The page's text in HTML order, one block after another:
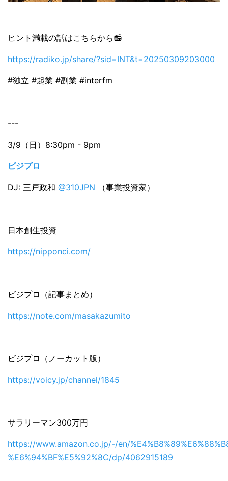
ヒント満載の話はこちらから📻
https://radiko.jp/share/?sid=INT&t=20250309203000
#独立 #起業 #副業 #interfm
---
3/9（日）8:30pm - 9pm
ビジプロ
DJ: 三戸政和 @310JPN （事業投資家）
日本創生投資
https://nipponci.com/
ビジプロ（記事まとめ）
https://note.com/masakazumito
ビジプロ（ノーカット版）
https://voicy.jp/channel/1845
サラリーマン300万円
https://www.amazon.co.jp/-/en/
%E6%94%BF%E5%92%8C/dp/4062915189